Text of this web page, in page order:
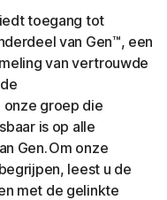
toegang tot
van Gen™, een
van vertrouwde
onze groep die
is op alle
Gen. Om onze
leest u de
met de gelinkte